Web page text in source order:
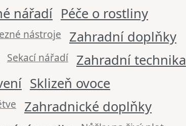
nářadí Péče o rostliny
nástroje
Zahradní doplňky
Sekací nářadí
Zahradní technika
Sklizeň ovoce
Zahradnické doplňky